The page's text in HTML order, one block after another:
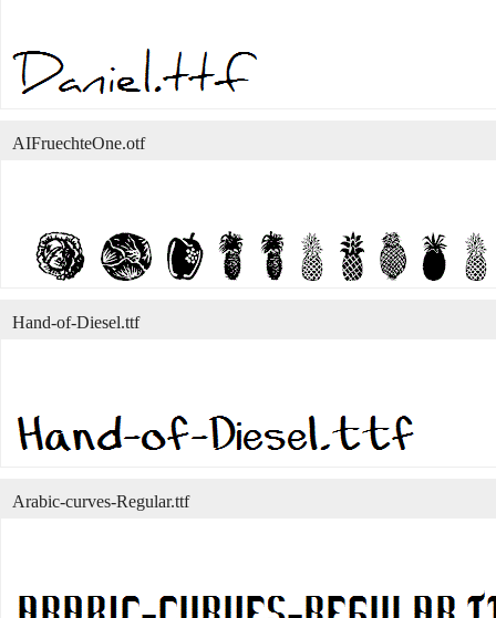
AIFruechteOne.otf
Hand-of-Diesel.ttf
Arabic-curves-Regular.ttf